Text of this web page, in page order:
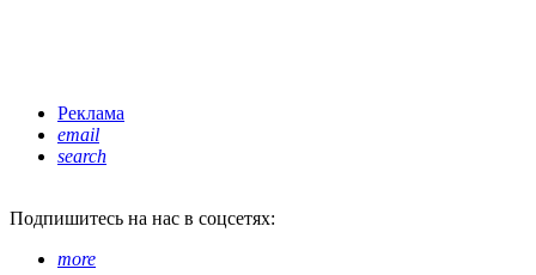
Реклама
email
search
Подпишитесь на нас в соцсетях:
more